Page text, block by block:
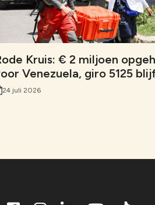
Kruis: € 2 miljoen
Venezuela, giro 5125
24 juli 2026